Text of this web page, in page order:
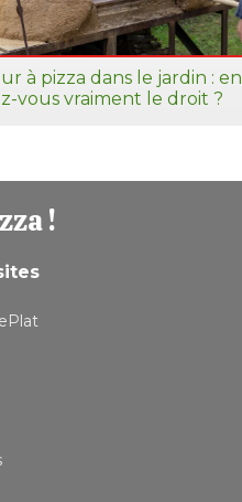
à pizza dans le jardin : en
vous vraiment le droit ?
!